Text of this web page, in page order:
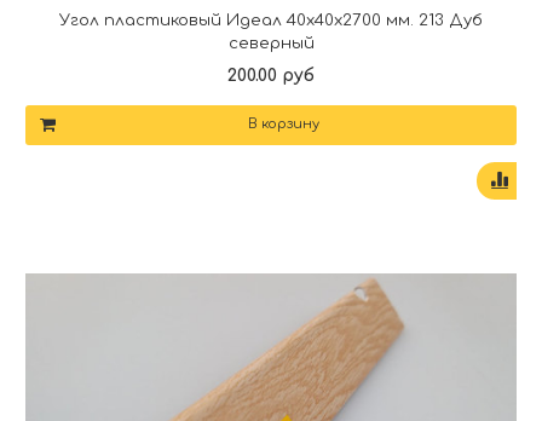
Угол пластиковый Идеал 40х40х2700 мм. 213 Дуб
северный
200.00 руб
В корзину